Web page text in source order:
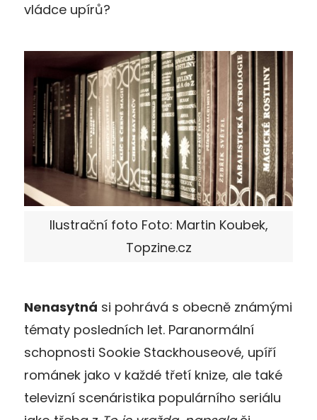
vládce upírů?
Ilustrační foto Foto: Martin Koubek,
Topzine.cz
Nenasytná si pohrává s obecně známými
tématy posledních let. Paranormální
schopnosti Sookie Stackhouseové, upíří
románek jako v každé třetí knize, ale také
televizní scenáristika populárního seriálu